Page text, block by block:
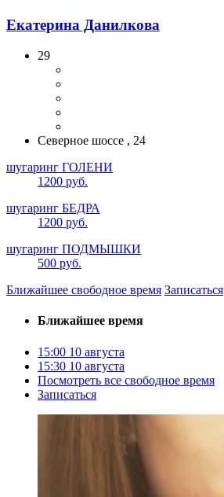
Екатерина Данилкова
29
Северное шоссе , 24
шугаринг ГОЛЕНИ
1200 руб.
шугаринг БЕДРА
1200 руб.
шугаринг ПОДМЫШКИ
500 руб.
Ближайшее свободное время Записаться
Ближайшее время
15:00 10 августа
15:30 10 августа
Посмотреть все свободное время
Записаться